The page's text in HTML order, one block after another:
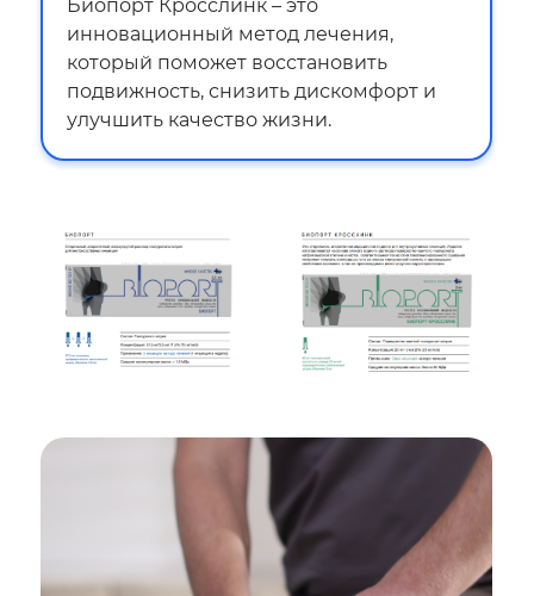
Биопорт Кросслинк – это
инновационный метод лечения,
который поможет восстановить
подвижность, снизить дискомфорт и
улучшить качество жизни.